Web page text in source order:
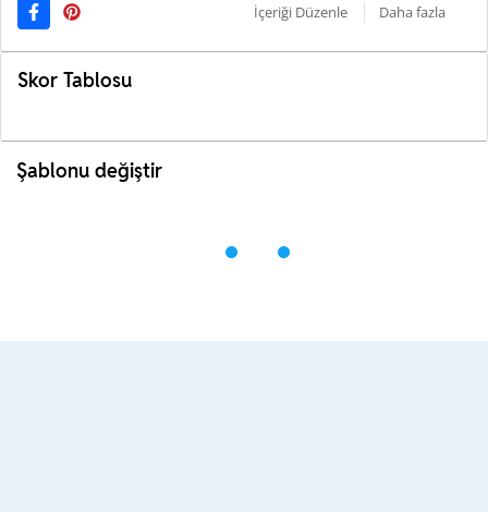
İçeriği Düzenle
Daha fazla
Skor Tablosu
Şablonu değiştir